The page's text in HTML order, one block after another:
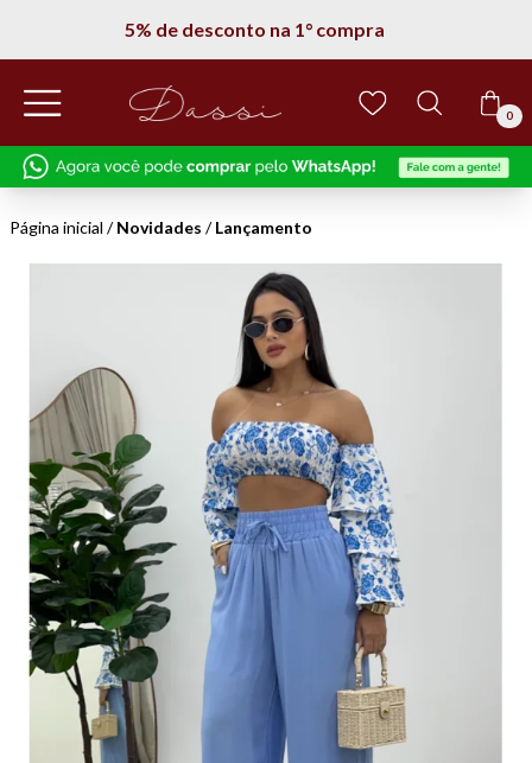
5% de desconto na 1° compra
0
Página inicial /Novidades /Lançamento